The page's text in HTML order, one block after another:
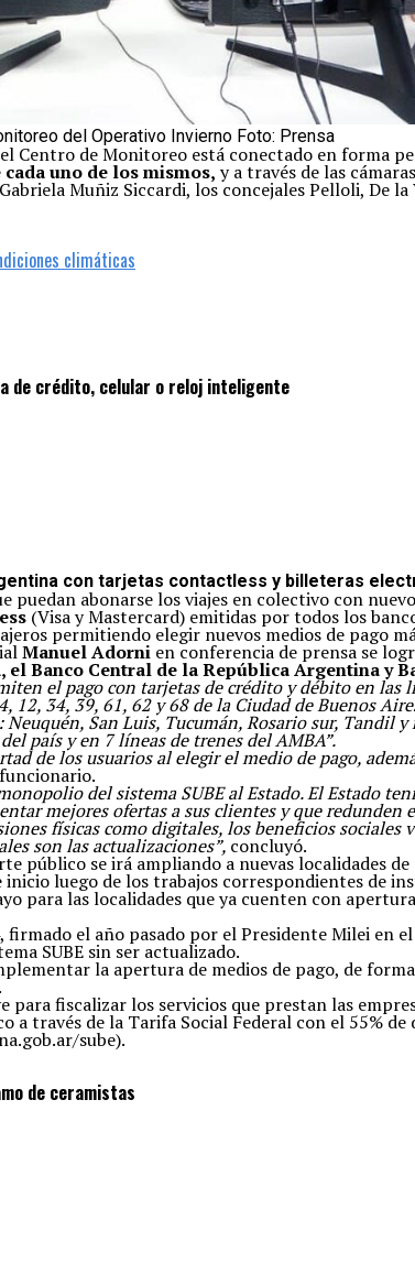
del Operativo Invierno Foto: Prensa
Centro de Monitoreo está conectado en forma
uno de los mismos, y a través de las
Muñiz Siccardi, los concejales Pelloli, De
climáticas
de crédito, celular o reloj inteligente
con tarjetas contactless y billeteras
abonarse los viajes en colectivo con
(Visa y Mastercard) emitidas por todos los
permitiendo elegir nuevos medios de pago
Manuel Adorni en conferencia de prensa se
Banco Central de la República Argentina y
el pago con tarjetas de crédito y débito en
12, 34, 39, 61, 62 y 68 de la Ciudad de Buenos
San Luis, Tucumán, Rosario sur,
país y en 7 líneas de trenes del AMBA”.
de los usuarios al elegir el medio de pago,
del sistema SUBE al Estado. El Estado
mejores ofertas a sus clientes y que redunden
físicas como digitales, los beneficios
son las actualizaciones”, concluyó.
público se irá ampliando a nuevas localidades
luego de los trabajos correspondientes de
para las localidades que ya cuenten con
el año pasado por el Presidente Milei en
SUBE sin ser actualizado.
la apertura de medios de pago, de
fiscalizar los servicios que prestan las
través de la Tarifa Social Federal con el 55%
sube).
de ceramistas